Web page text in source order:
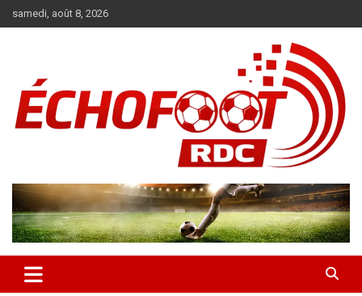
au
samedi, août 8, 2026
News